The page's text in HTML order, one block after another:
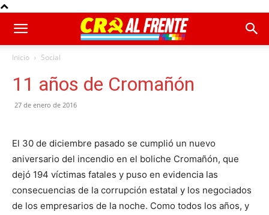
Inicio Social
11 años de Cromañón
27 de enero de 2016
El 30 de diciembre pasado se cumplió un nuevo
aniversario del incendio en el boliche Cromañón, que
dejó 194 víctimas fatales y puso en evidencia las
consecuencias de la corrupción estatal y los negociados
de los empresarios de la noche. Como todos los años, y